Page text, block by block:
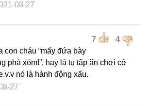
08-27
7 4
con cháu “mấy đứa bày
phá xóm!”, hay là tụ tập ăn chơi cờ
nó là hành động xấu.
27